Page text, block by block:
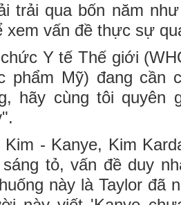
trải qua bốn năm
xem vấn đề thực sự
Y tế Thế giới
phẩm Mỹ) đang cần
hãy cùng tôi quyên
- Kanye, Kim
tỏ, vấn đề duy
này là Taylor đã